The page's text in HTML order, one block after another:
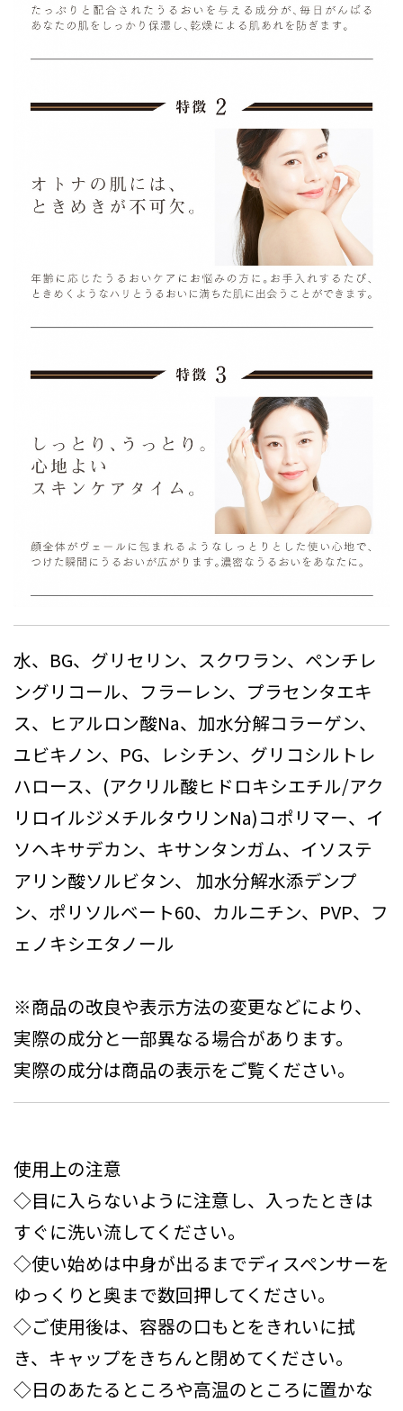
水、BG、グリセリン、スクワラン、ペンチレ
ングリコール、フラーレン、プラセンタエキ
ス、ヒアルロン酸Na、加水分解コラーゲン、
ユビキノン、PG、レシチン、グリコシルトレ
ハロース、(アクリル酸ヒドロキシエチル/アク
リロイルジメチルタウリンNa)コポリマー、イ
ソヘキサデカン、キサンタンガム、イソステ
アリン酸ソルビタン、 加水分解水添デンプ
ン、ポリソルベート60、カルニチン、PVP、フ
ェノキシエタノール
※商品の改良や表示方法の変更などにより、
実際の成分と一部異なる場合があります。
実際の成分は商品の表示をご覧ください。
使用上の注意
◇目に入らないように注意し、入ったときは
すぐに洗い流してください。
◇使い始めは中身が出るまでディスペンサーを
ゆっくりと奥まで数回押してください。
◇ご使用後は、容器の口もとをきれいに拭
き、キャップをきちんと閉めてください。
◇日のあたるところや高温のところに置かな